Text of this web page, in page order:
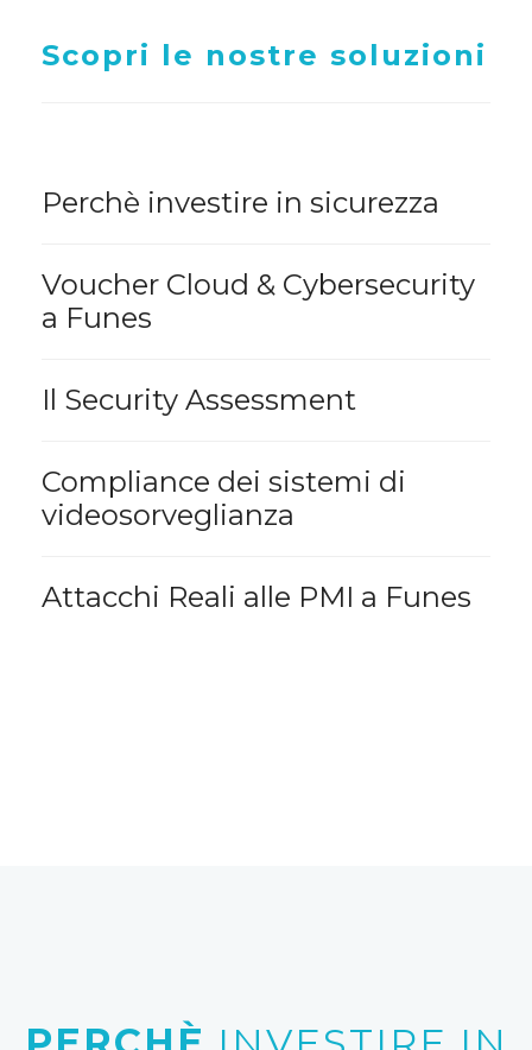
Scopri le nostre soluzioni
Perchè investire in sicurezza
Voucher Cloud & Cybersecurity
a Funes
Il Security Assessment
Compliance dei sistemi di
videosorveglianza
Attacchi Reali alle PMI a Funes